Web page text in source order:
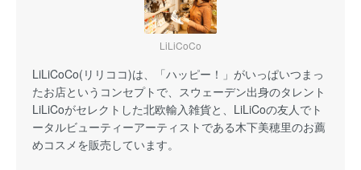
LiLiCoCo
LiLiCoCo(リリココ)は、「ハッピー！」がいっぱいつまっ
たお店というコンセプトで、スウェーデン出身のタレント
LiLiCoがセレクトした北欧輸入雑貨と、LiLiCoの友人でト
ータルビューティーアーティストである木下美穂里のお薦
めコスメを販売しています。